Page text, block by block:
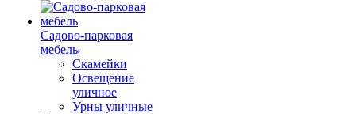
Садово-парковая
мебель
Скамейки
Освещение
уличное
Урны уличные